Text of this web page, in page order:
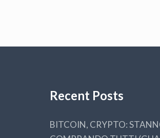
Recent Posts
BITCOIN, CRYPTO: